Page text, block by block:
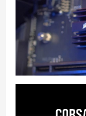
NAND
Flash
TBW